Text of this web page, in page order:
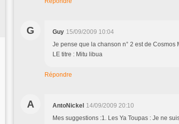
G Guy 15/09/2009 10:04
Je pense que la chanson n° 2 est de
LE titre : Mitu libua
Répondre
A AntoNickel 14/09/2009 20:10
Mes suggestions :1. Les Ya Toupas : Je ne